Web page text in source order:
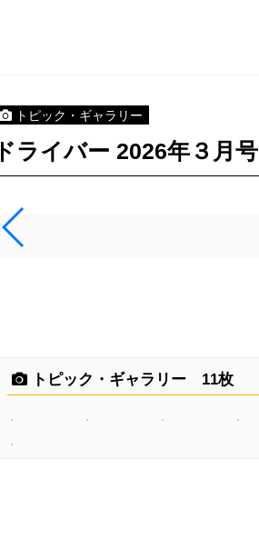
トピック・ギャラリー
ドライバー 2026年３月号
トピック・ギャラリー 11枚